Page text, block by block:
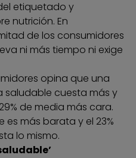
etiquetado y
nutrición. En
de los consumidores
ni más tiempo ni exige
opina que una
saludable cuesta más y
de media más cara.
es más barata y el 23%
lo mismo.